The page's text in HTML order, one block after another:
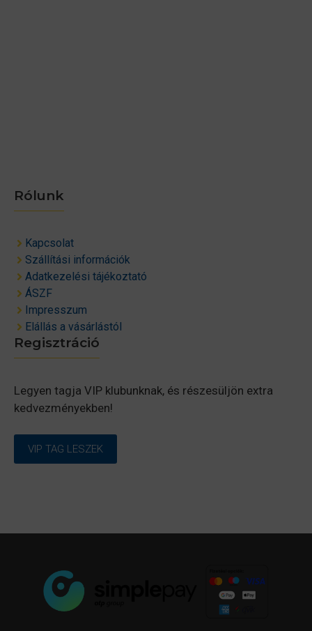
Rólunk
Kapcsolat
Szállítási információk
Adatkezelési tájékoztató
ÁSZF
Impresszum
Elállás a vásárlástól
Regisztráció
Legyen tagja VIP klubunknak, és részesüljön extra
kedvezményekben!
VIP TAG LESZEK